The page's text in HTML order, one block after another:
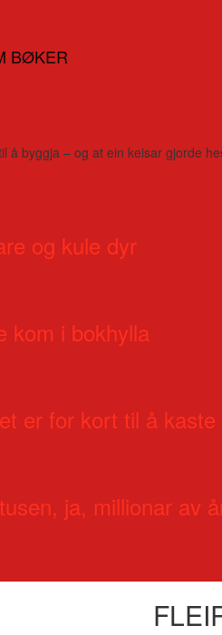
BØKER
å byggja – og at ein keisar gjorde
og kule dyr
kom i bokhylla
er for kort til å
ja, millionar av